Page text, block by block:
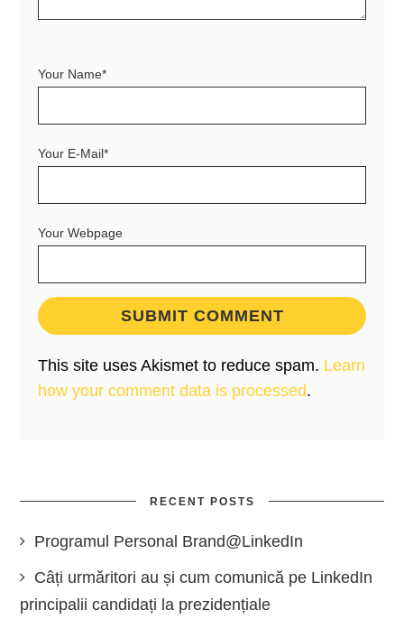
Your Name*
Your E-Mail*
Your Webpage
This site uses Akismet to reduce spam. Learn
how your comment data is processed.
RECENT POSTS
Programul Personal Brand@LinkedIn
Câți urmăritori au și cum comunică pe LinkedIn
principalii candidați la prezidențiale